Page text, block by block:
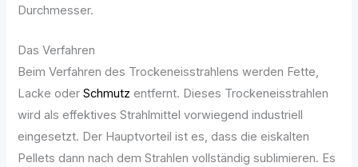
Durchmesser.
Das Verfahren
Beim Verfahren des Trockeneisstrahlens werden Fette,
Lacke oderSchmutz entfernt. Dieses Trockeneisstrahlen
wird als effektives Strahlmittel vorwiegend industriell
eingesetzt. Der Hauptvorteil ist es, dass die eiskalten
Pellets dann nach dem Strahlen vollständig sublimieren. Es